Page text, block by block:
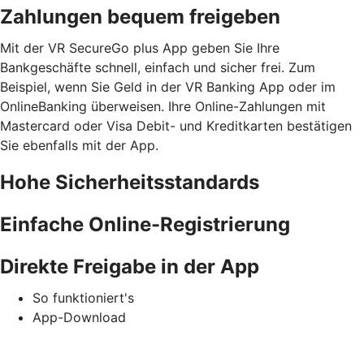
Zahlungen bequem freigeben
Mit der VR SecureGo plus App geben Sie Ihre
Bankgeschäfte schnell, einfach und sicher frei. Zum
Beispiel, wenn Sie Geld in der VR Banking App oder im
OnlineBanking überweisen. Ihre Online-Zahlungen mit
Mastercard oder Visa Debit- und Kreditkarten bestätigen
Sie ebenfalls mit der App.
Hohe Sicherheitsstandards
Einfache Online-Registrierung
Direkte Freigabe in der App
So funktioniert's
App-Download